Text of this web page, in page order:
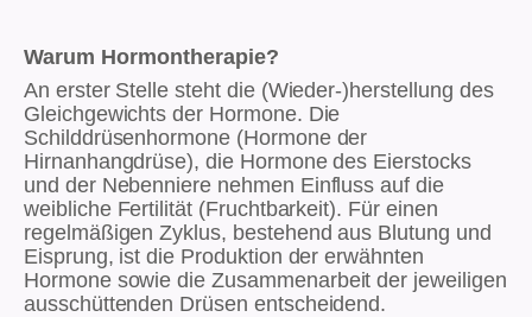
Warum Hormontherapie?
An erster Stelle steht die (Wieder-)herstellung des
Gleichgewichts der Hormone. Die
Schilddrüsenhormone (Hormone der
Hirnanhangdrüse), die Hormone des Eierstocks
und der Nebenniere nehmen Einfluss auf die
weibliche Fertilität (Fruchtbarkeit). Für einen
regelmäßigen Zyklus, bestehend aus Blutung und
Eisprung, ist die Produktion der erwähnten
Hormone sowie die Zusammenarbeit der jeweiligen
ausschüttenden Drüsen entscheidend.